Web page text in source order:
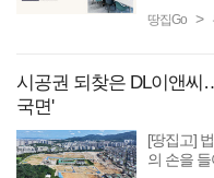
이자만 독박을 쓰
땅집Go >
시공권 되찾은 DL이앤씨
국면'
[땅집고]
의 손을